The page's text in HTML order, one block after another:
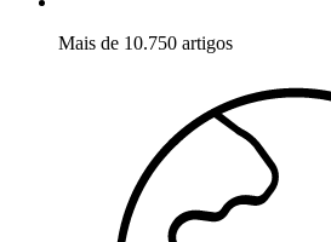
Mais de 10.750 artigos